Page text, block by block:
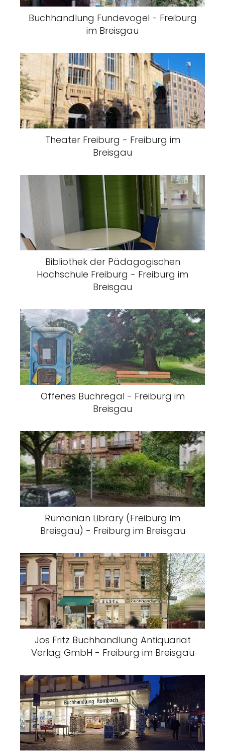
Buchhandlung Fundevogel - Freiburg
im Breisgau
Theater Freiburg - Freiburg im
Breisgau
Bibliothek der Pädagogischen
Hochschule Freiburg - Freiburg im
Breisgau
Offenes Buchregal - Freiburg im
Breisgau
Rumanian Library (Freiburg im
Breisgau) - Freiburg im Breisgau
Jos Fritz Buchhandlung Antiquariat
Verlag GmbH - Freiburg im Breisgau